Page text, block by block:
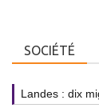
SOCIÉTÉ
Landes : dix